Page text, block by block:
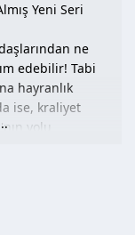
Yeni Seri
ne
edebilir! Tabi
hayranlık
ise, kraliyet
yolu
Marvel geçmişi
önce bu
Kamala hiç